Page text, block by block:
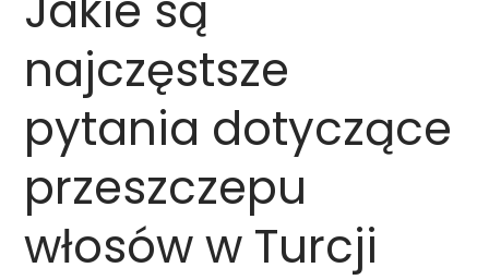
najczęstsze
pytania dotyczące
przeszczepu
włosów w Turcji